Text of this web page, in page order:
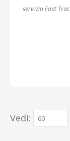
servizio Fast
Vedi